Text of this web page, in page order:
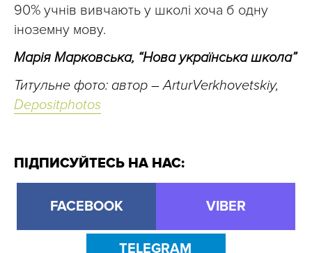
90% учнів вивчають у школі хоча б одну
іноземну мову.
Марія Марковська, “Нова українська школа”
Титульне фото: автор – ArturVerkhovetskiy,
Depositphotos
ПІДПИСУЙТЕСЬ НА НАС:
FACEBOOK VIBER
TELEGRAM